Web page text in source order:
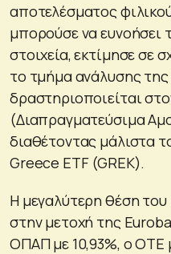
αποτελέσματος
μπορούσε να ευνοήσει
στοιχεία, εκτίμησε σε
το τμήμα ανάλυσης
δραστηριοποιείται
(Διαπραγματεύσιμα
διαθέτοντας μάλιστα
Greece ETF (GREK).
Η μεγαλύτερη θέση του
στην μετοχή της
ΟΠΑΠ με 10,93%, ο ΟΤΕ